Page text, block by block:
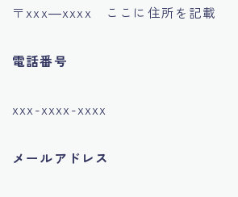
有料記事の決済完了ページ
運営者情報
〒xxx―xxxx ここに住所を記載
電話番号
xxx-xxxx-xxxx
メールアドレス